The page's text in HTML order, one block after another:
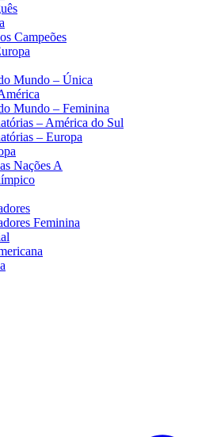
Campeões
Mundo – Única
Mundo – Feminina
– América do Sul
– Europa
Nações A
Feminina